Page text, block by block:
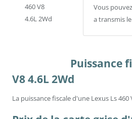
Vous
a transmis
Puissance
V8 4.6L 2Wd
La puissance fiscale d'une Lexus Ls 460